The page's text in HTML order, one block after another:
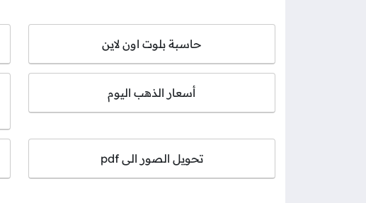
حاسبة بلوت اون لاين
أسعار الذهب اليوم
تحويل الصور الى pdf